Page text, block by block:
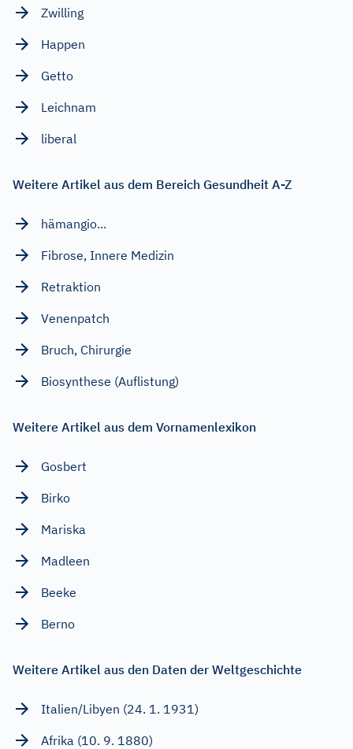
Zwilling
Happen
Getto
Leichnam
liberal
Weitere Artikel aus dem Bereich Gesundheit A-Z
hämangio...
Fibrose, Innere Medizin
Retraktion
Venenpatch
Bruch, Chirurgie
Biosynthese (Auflistung)
Weitere Artikel aus dem Vornamenlexikon
Gosbert
Birko
Mariska
Madleen
Beeke
Berno
Weitere Artikel aus den Daten der Weltgeschichte
Italien/Libyen (24. 1. 1931)
Afrika (10. 9. 1880)